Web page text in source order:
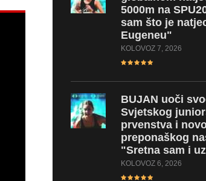
5000m na
sam što je
Eugeneu"
KOLOVOZ 7, 2026
BUJAN uoči
Svjetskog
prvenstva i
preponaškog
"Sretna sam i
KOLOVOZ 6, 2026